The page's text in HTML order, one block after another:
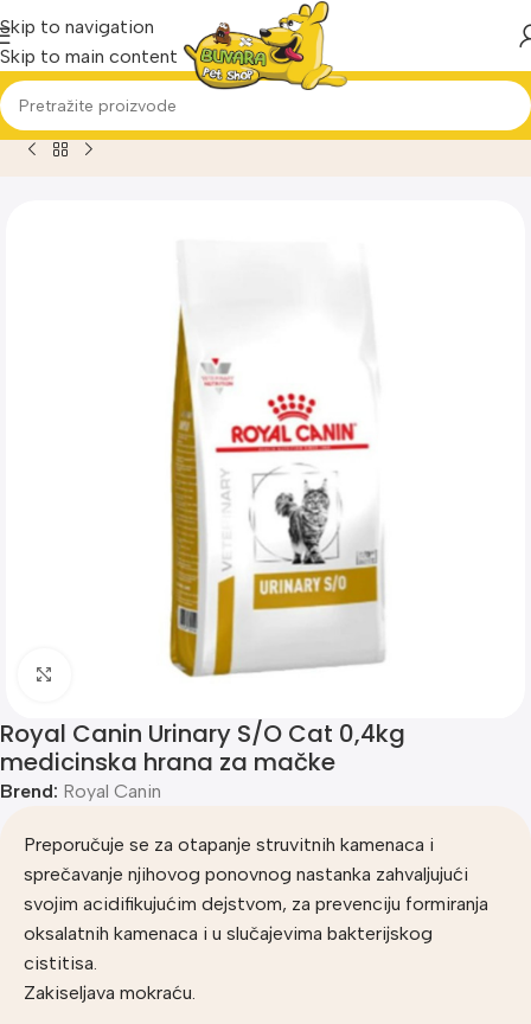
Skip to navigation
Skip to main content
Home Proizvod Royal Canin Urinary S/O Cat 0,4kg
Klik za uvećanje
Royal Canin Urinary S/O Cat 0,4kg
medicinska hrana za mačke
Brend: Royal Canin
Preporučuje se za otapanje struvitnih kamenaca i
sprečavanje njihovog ponovnog nastanka zahvaljujući
svojim acidifikujućim dejstvom, za prevenciju formiranja
oksalatnih kamenaca i u slučajevima bakterijskog
cistitisa.
Zakiseljava mokraću.